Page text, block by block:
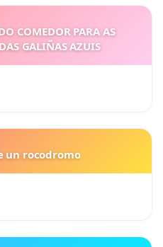
COMEDOR PARA AS
GALIÑAS AZUIS
un rocodromo